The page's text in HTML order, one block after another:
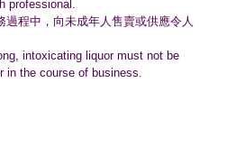
professional.
程中， 向未成年人售賣或供應令人
intoxicating liquor must not be
in the course of business.